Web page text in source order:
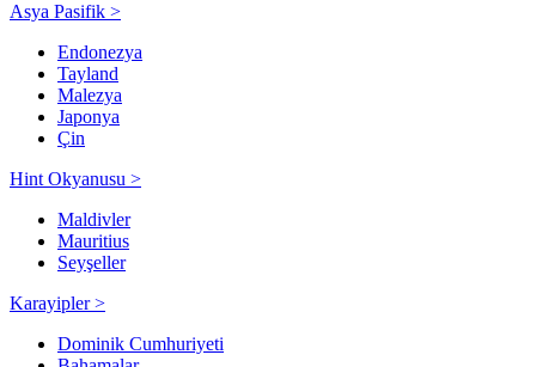
Asya Pasifik >
Endonezya
Tayland
Malezya
Japonya
Çin
Hint Okyanusu >
Maldivler
Mauritius
Seyşeller
Karayipler >
Dominik Cumhuriyeti